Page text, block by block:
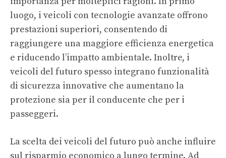
luogo, i veicoli con tecnologie avanzate offrono
prestazioni superiori, consentendo di
raggiungere una maggiore efficienza energetica
e riducendo l’impatto ambientale. Inoltre, i
veicoli del futuro spesso integrano funzionalità
di sicurezza innovative che aumentano la
protezione sia per il conducente che per i
passeggeri.
La scelta dei veicoli del futuro può anche influire